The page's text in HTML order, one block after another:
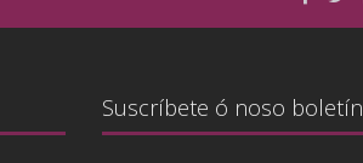
Suscríbete ó noso boletín